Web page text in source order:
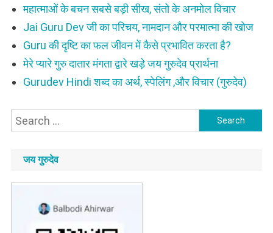
महात्माओं के बचन सबसे बड़ी सीख, संतो के अनमोल विचार
Jai Guru Dev जी का परिचय, नामदान और परमात्मा की खोज
Guru की दृष्टि का फल जीवन में कैसे प्रभावित करता है?
मेरे प्यारे गुरु दातार मंगता द्वारे खड़े जय गुरुदेव प्रार्थना
Gurudev Hindi शब्द का अर्थ, स्पेलिंग ,और विचार (गुरुदेव)
Search
जय गुरुदेव